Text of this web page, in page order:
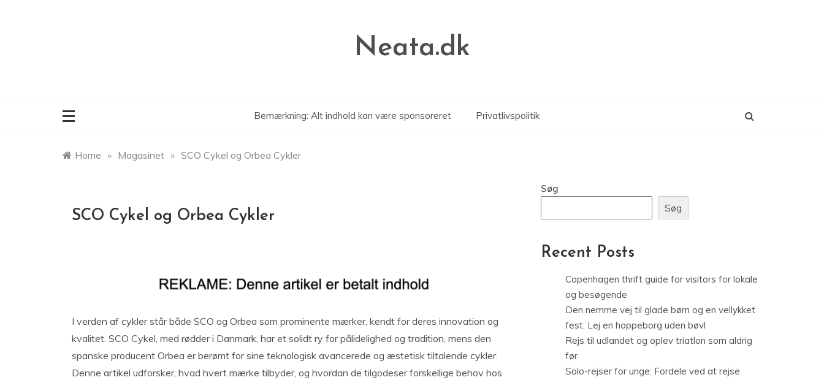
Neata.dk
Bemærkning: Alt indhold kan være sponsoreret Privatlivspolitik
Home » Magasinet » SCO Cykel og Orbea Cykler
SCO Cykel og Orbea Cykler
I verden af cykler står både SCO og Orbea som prominente mærker, kendt for deres innovation og
kvalitet. SCO Cykel, med rødder i Danmark, har et solidt ry for pålidelighed og tradition, mens den
spanske producent Orbea er berømt for sine teknologisk avancerede og æstetisk tiltalende cykler.
Denne artikel udforsker, hvad hvert mærke tilbyder, og hvordan de tilgodeser forskellige behov hos
Søg
Søg
Recent Posts
Copenhagen thrift guide for visitors for lokale
og besøgende
Den nemme vej til glade børn og en vellykket
fest: Lej en hoppeborg uden bøvl
Rejs til udlandet og oplev triatlon som aldrig
før
Solo-rejser for unge: Fordele ved at rejse